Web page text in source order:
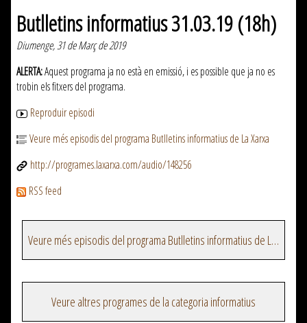
Butlletins informatius 31.03.19 (18h)
Diumenge, 31 de Març de 2019
ALERTA:Aquest programa ja no està en emissió, i es possible que ja no es
trobin els fitxers del programa.
Reproduir episodi
Veure més episodis del programa Butlletins informatius de La Xarxa
http://programes.laxarxa.com/audio/148256
RSS feed
Veure més episodis del programa Butlletins informatius de La Xarxa
Veure altres programes de la categoria informatius